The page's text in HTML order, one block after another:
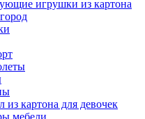
игрушки из картона
картона для девочек
мебели